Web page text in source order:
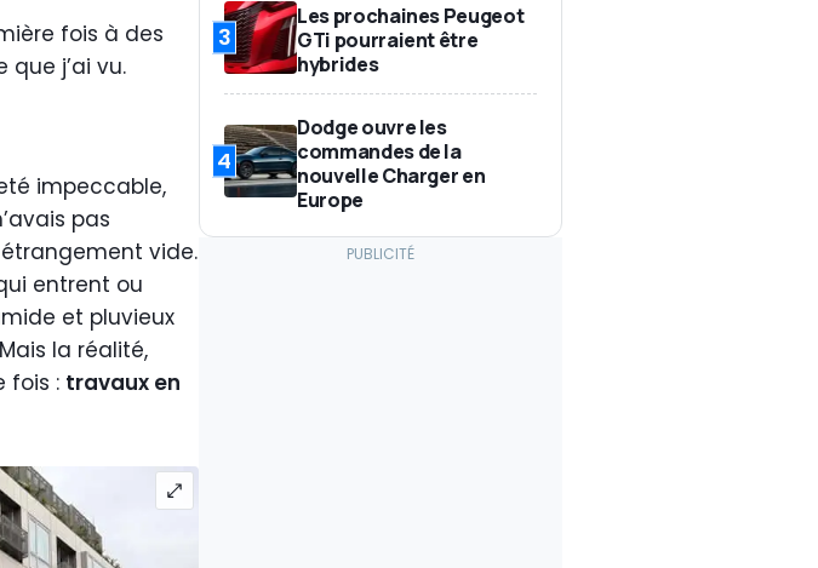
fois à des
j’ai vu.
impeccable,
pas
vide.
entrent ou
et pluvieux
la réalité,
fois : travaux en
3
Les prochaines Peugeot
GTi pourraient être
hybrides
4
Dodge ouvre les
commandes de la
nouvelle Charger en
Europe